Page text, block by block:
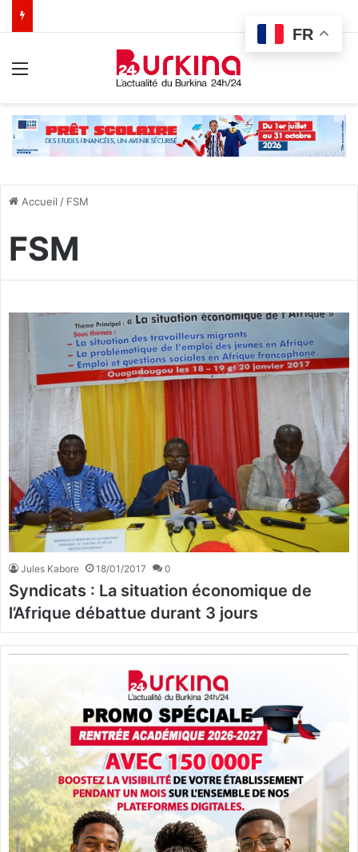
Accueil / FSM
FSM
Jules Kabore 18/01/2017 0
Syndicats : La situation économique de
l’Afrique débattue durant 3 jours
FR